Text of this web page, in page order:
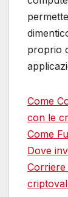
proprio
Come
con le
Come
Dove